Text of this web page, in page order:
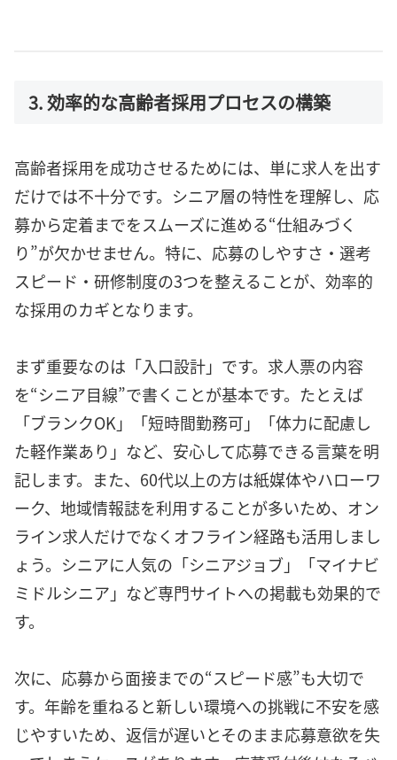
3. 効率的な高齢者採用プロセスの構築
高齢者採用を成功させるためには、単に求人を出す
だけでは不十分です。シニア層の特性を理解し、応
募から定着までをスムーズに進める“仕組みづく
り”が欠かせません。特に、応募のしやすさ・選考
スピード・研修制度の3つを整えることが、効率的
な採用のカギとなります。
まず重要なのは「入口設計」です。求人票の内容
を“シニア目線”で書くことが基本です。たとえば
「ブランクOK」「短時間勤務可」「体力に配慮し
た軽作業あり」など、安心して応募できる言葉を明
記します。また、60代以上の方は紙媒体やハローワ
ーク、地域情報誌を利用することが多いため、オン
ライン求人だけでなくオフライン経路も活用しまし
ょう。シニアに人気の「シニアジョブ」「マイナビ
ミドルシニア」など専門サイトへの掲載も効果的で
す。
次に、応募から面接までの“スピード感”も大切で
す。年齢を重ねると新しい環境への挑戦に不安を感
じやすいため、返信が遅いとそのまま応募意欲を失